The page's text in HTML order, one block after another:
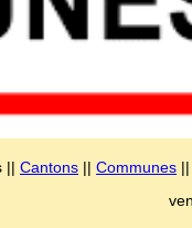
|| Cantons || Communes ||